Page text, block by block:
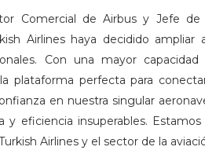
Comercial de Airbus y Jefe
Airlines haya decidido
Con una mayor
plataforma perfecta para
en nuestra singular
y eficiencia insuperables.
Airlines y el sector de la